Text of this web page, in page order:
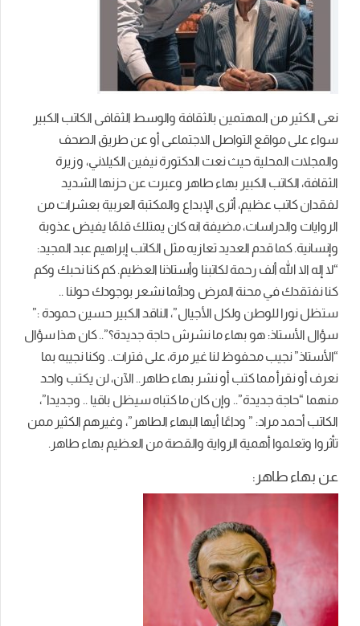
نعى الكثير من المهتمين بالثقافة والوسط الثقافى الكاتب الكبير
سواء على مواقع التواصل الاجتماعى أو عن طريق الصحف
والمجلات المحلية حيث نعت الدكتورة نيفين الكيلاني، وزيرة
الثقافة، الكاتب الكبير بهاء طاهر وعبرت عن حزنها الشديد
لفقدان كاتب عظيم، أثرى الإبداع والمكتبة العربية بعشرات من
الروايات والدراسات، مضيفة انه كان يمتلك قلمًا يفيض عذوبة
وإنسانية. كما قدم العديد تعازيه مثل الكاتب إبراهيم عبد المجيد:
“لا إله الا الله ألف رحمة لكاتبنا وأستاذنا العظيم. كم كنا نحبك وكم
كنا نفتقدك في محنة المرض ودائما نشعر بوجودك حولنا ..
ستظل نورا للوطن ولكل الأجيال”، الناقد الكبير حسين حمودة :”
سؤال الأستاذ: هو بهاء ما نشرش حاجة جديدة؟”.. كان هذا سؤال
“الأستاذ” نجيب محفوظ لنا غير مرة، على فترات.. وكنا نجيبه بما
نعرف أو نقرأ مما كتب أو نشر بهاء طاهر.. الآن، لن يكتب واحد
منهما “حاجة جديدة”.. وإن كان ما كتباه سيظل باقيا .. وجديدا”،
الكاتب أحمد مراد: ” وداعًا أيها البهاء الطاهر”، وغيرهم الكثير ممن
تأثروا وتعلموا أهمية الرواية والقصة من العظيم بهاء طاهر.
عن بهاء طاهر: